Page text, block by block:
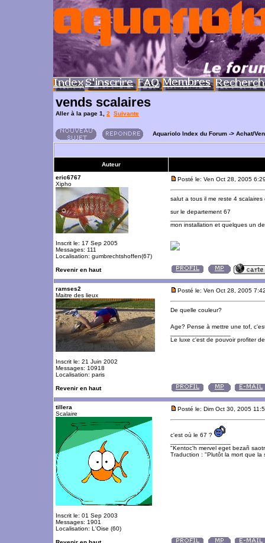
vends scalaires
Aller à la page 1 2 Suivante
Aquariolo Index du Forum -> Achat/
Auteur
eric6767
Xipho
Inscrit le: 17 Sep 2005
Messages: 111
Localisation: gumbrechtshoffen(67)
Posté le: Ven Oct 28, 2005
salut a tous il me reste 4
sur le departement 67
mon installation et quelques un
Revenir en haut
ramses2
Maitre des lieux
Inscrit le: 21 Juin 2002
Messages: 10918
Localisation: paris
Posté le: Ven Oct 28, 2005
De quelle couleur?
Age? Pense à mettre une tof,
Le luxe c'est de pouvoir profiter
Revenir en haut
tillera
Scalaire
Inscrit le: 01 Sep 2003
Messages: 1901
Localisation: L'Oise (60)
Posté le: Dim Oct 30, 2005
c'est où le 67 ?
"Kentoc'h mervel eget bezañ
Traduction : "Plutôt la mort que la